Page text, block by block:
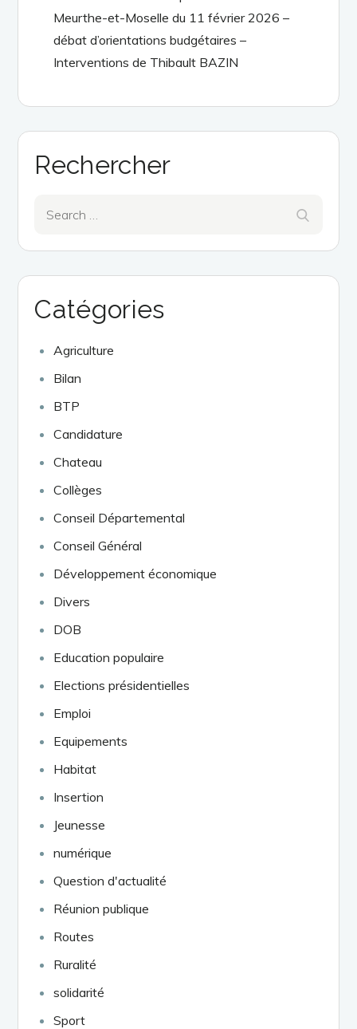
Meurthe-et-Moselle du 11 février 2026 –
débat d’orientations budgétaires –
Interventions de Thibault BAZIN
Rechercher
Catégories
Agriculture
Bilan
BTP
Candidature
Chateau
Collèges
Conseil Départemental
Conseil Général
Développement économique
Divers
DOB
Education populaire
Elections présidentielles
Emploi
Equipements
Habitat
Insertion
Jeunesse
numérique
Question d'actualité
Réunion publique
Routes
Ruralité
solidarité
Sport